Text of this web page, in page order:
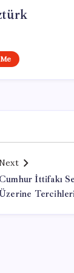
Cumhur İttifakı